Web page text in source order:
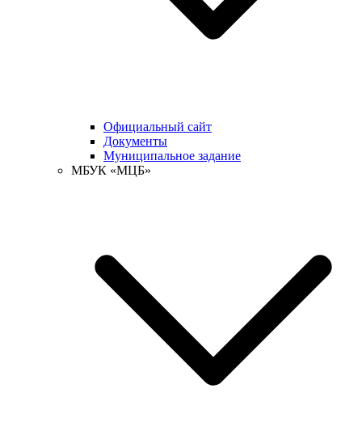
Официальный сайт
Документы
Муниципальное задание
МБУК «МЦБ»